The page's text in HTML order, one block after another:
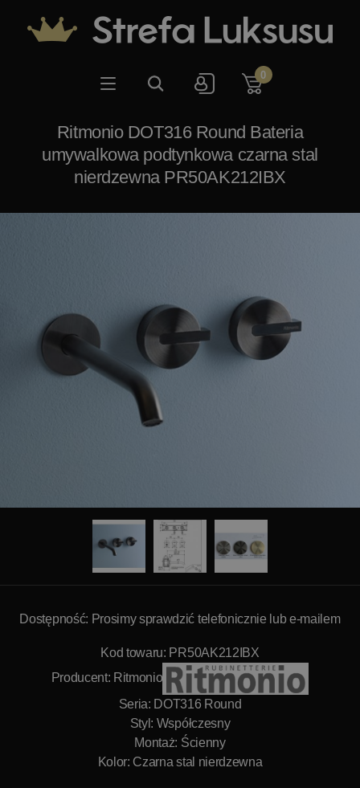
0
Ritmonio DOT316 Round Bateria
umywalkowa podtynkowa czarna stal
nierdzewna PR50AK212IBX
Dostępność: Prosimy sprawdzić telefonicznie lub e-mailem
Kod towaru: PR50AK212IBX
Producent: Ritmonio
Seria: DOT316 Round
Styl: Współczesny
Montaż: Ścienny
Kolor: Czarna stal nierdzewna